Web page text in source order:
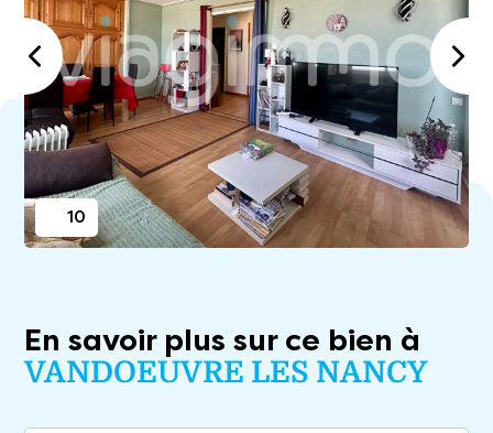
10
En savoir plus sur ce bien à
VANDOEUVRE LES NANCY